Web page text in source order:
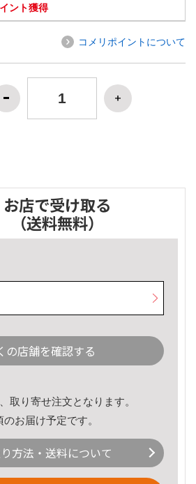
ント獲得
コメリポイントについて
お店で受け取る
（送料無料）
の店舗を確認する
取り寄せ注文となります。
お届け予定です。
方法・送料について